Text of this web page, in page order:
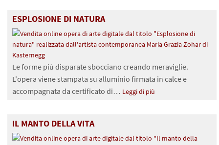
ESPLOSIONE DI NATURA
Le forme più disparate sbocciano creando meraviglie.
L'opera viene stampata su alluminio firmata in calce e
accompagnata da certificato di… Leggi di più
IL MANTO DELLA VITA